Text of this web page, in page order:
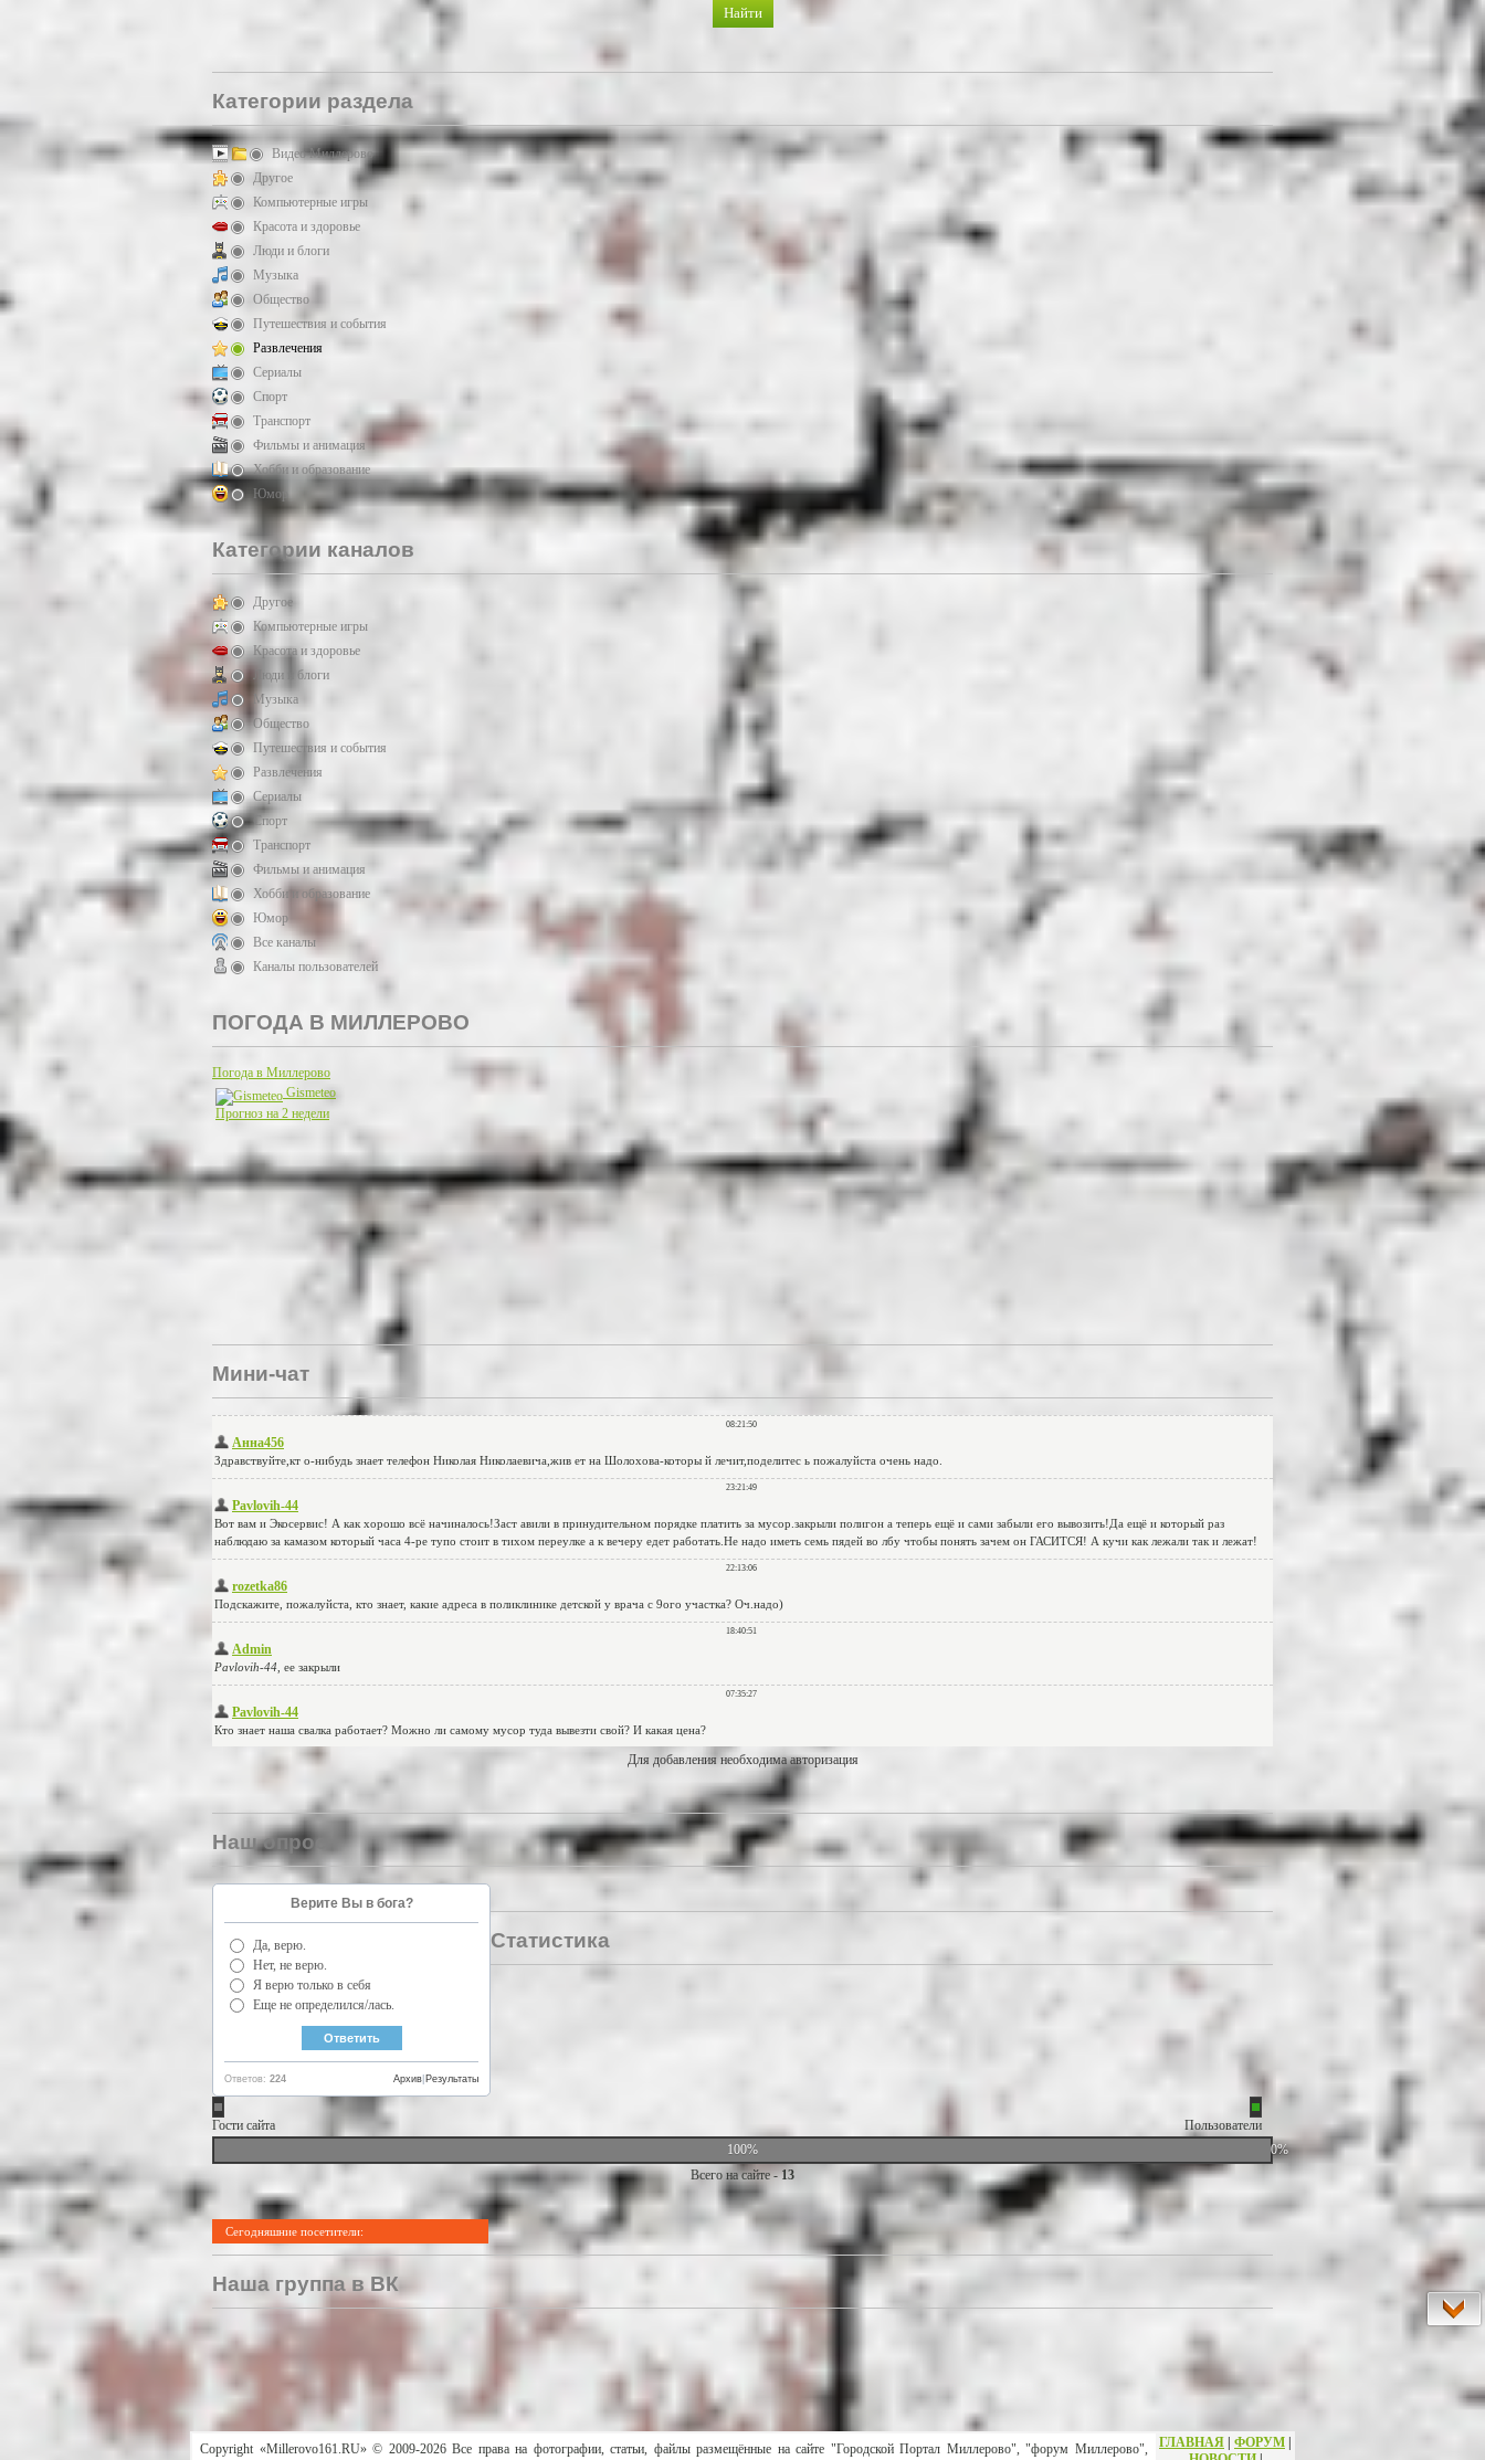
Категории раздела
Видео Миллерово
Другое
Компьютерные игры
Красота и здоровье
Люди и блоги
Музыка
Общество
Путешествия и события
Развлечения
Сериалы
Спорт
Транспорт
Фильмы и анимация
Хобби и образование
Юмор
Категории каналов
Другое
Компьютерные игры
Красота и здоровье
Люди и блоги
Музыка
Общество
Путешествия и события
Развлечения
Сериалы
Спорт
Транспорт
Фильмы и анимация
Хобби и образование
Юмор
Все каналы
Каналы пользователей
ПОГОДА В МИЛЛЕРОВО
Погода в Миллерово
Gismeteo
Прогноз на 2 недели
Мини-чат
Для добавления необходима авторизация
Наш опрос
Верите Вы в бога?
Да, верю.
Нет, не верю.
Я верю только в себя
Еще не определился/лась.
Ответов: 224 Результаты
Архив
Статистика
Гости сайта
Пользователи
100%
0%
Всего на сайте -13
Сегодняшние посетители:
Наша группа в ВК
Copyright «Millerovo161.RU» © 2009-2026 Все права на фотографии, статьи, файлы размещённые на сайте "Городской Портал Миллерово", "форум Миллерово",
ГЛАВНАЯ ФОРУМ